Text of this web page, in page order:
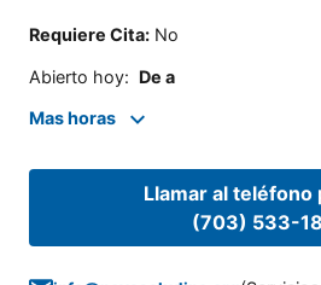
Requiere Cita: No
Abierto hoy: De a
Mas horas
Llamar al teléfono
(703) 533-